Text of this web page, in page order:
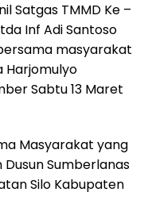
Satgas TMMD Ke –
Inf Adi Santoso
masyarakat
Harjomulyo
Sabtu 13 Maret
Masyarakat yang
Sumberlanas
Silo Kabupaten